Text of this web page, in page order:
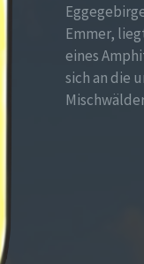
Emmer,
eines
sich an die